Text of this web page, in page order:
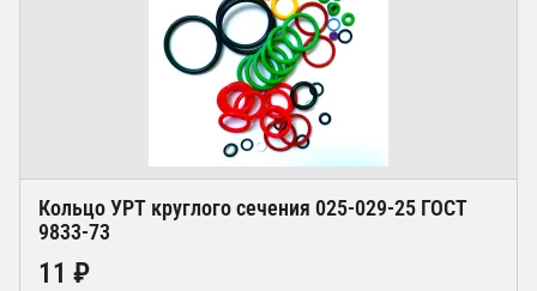
Кольцо УРТ круглого сечения 025-029-25 ГОСТ
9833-73
11 ₽